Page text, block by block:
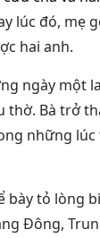
lúc đó, mẹ
hai anh.
ngày một
thờ. Bà trở
những lúc
bày tỏ lòng
Đông,